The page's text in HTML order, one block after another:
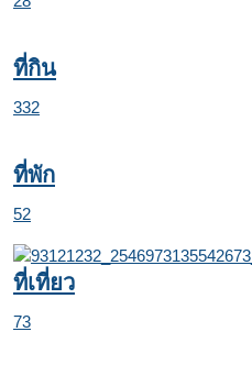
ที่กิน
332
ที่พัก
52
ที่เที่ยว
73